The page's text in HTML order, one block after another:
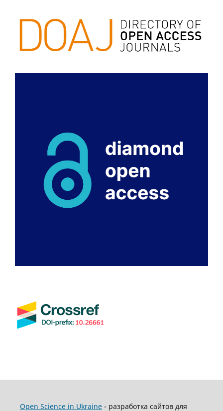
Open Science in Ukraine- разработка сайтов для